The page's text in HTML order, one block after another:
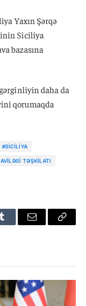
Yaxın Şərqə
Siciliya
bazasına
daha da
qorumaqda
#SICILIYA
TƏŞKILATI
Tumblr Email
Copy